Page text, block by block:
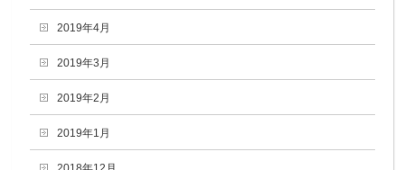
2019年4月
2019年3月
2019年2月
2019年1月